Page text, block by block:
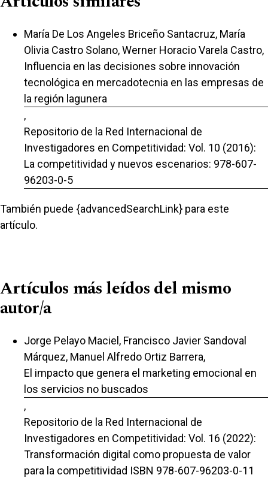
María De Los Angeles Briceño Santacruz, María
Olivia Castro Solano, Werner Horacio Varela Castro,
Influencia en las decisiones sobre innovación
tecnológica en mercadotecnia en las empresas de
la región lagunera
,
Repositorio de la Red Internacional de
Investigadores en Competitividad: Vol. 10 (2016):
La competitividad y nuevos escenarios: 978-607-
96203-0-5
También puede {advancedSearchLink} para este
artículo.
Artículos más leídos del mismo
autor/a
Jorge Pelayo Maciel, Francisco Javier Sandoval
Márquez, Manuel Alfredo Ortiz Barrera,
El impacto que genera el marketing emocional en
los servicios no buscados
,
Repositorio de la Red Internacional de
Investigadores en Competitividad: Vol. 16 (2022):
Transformación digital como propuesta de valor
para la competitividad ISBN 978-607-96203-0-11